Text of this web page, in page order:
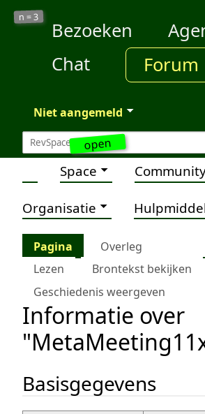
open
n =3
Bezoeken
Chat
Forum
Niet aangemeld
Space
Organisatie
Pagina Overleg
Lezen
Brontekst bekijken
Geschiedenis weergeven
Informatie over
Basisgegevens